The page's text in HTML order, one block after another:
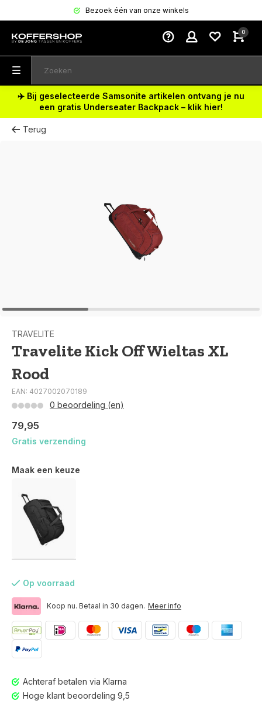
Bezoek één van onze winkels
0
✈️ Bij geselecteerde Samsonite artikelen ontvang je nu
een gratis Underseater Backpack – klik hier!
Terug
TRAVELITE
Travelite Kick Off Wieltas XL
Rood
EAN: 4027002070189
0 beoordeling (en)
79,95
Gratis verzending
Maak een keuze
Op voorraad
Koop nu. Betaal in 30 dagen. Meer info
Achteraf betalen via Klarna
Hoge klant beoordeling 9,5